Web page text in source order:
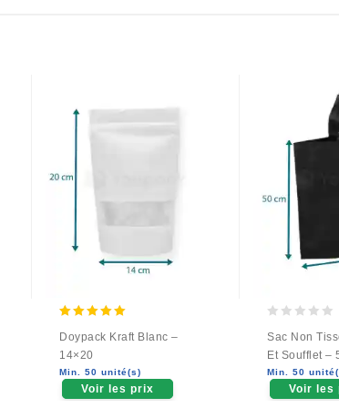
out of 5
Doypack Kraft Blanc –
14×20
Min. 50 unité(s)
Voir les prix
out
of
5
Sac Non
Et Soufflet –
Min. 50
Voir les